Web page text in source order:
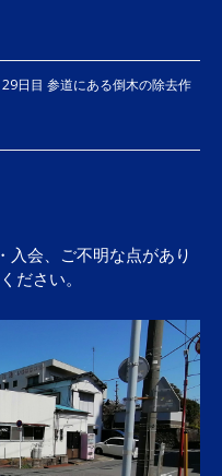
目 参道にある倒木の除去作
入会、ご不明な点があり
ださい。